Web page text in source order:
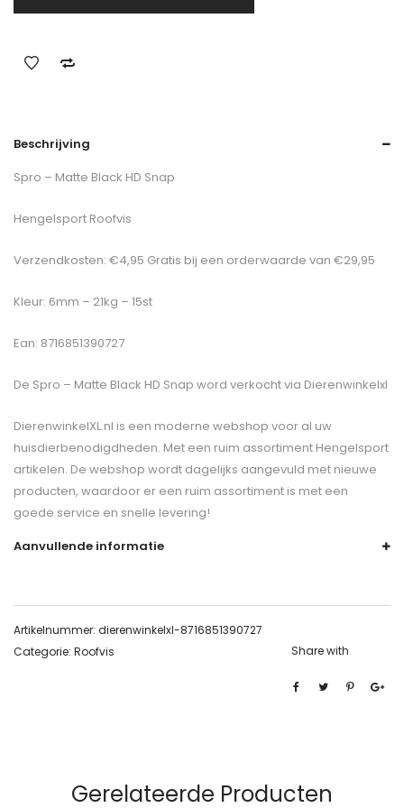
Beschrijving
Spro – Matte Black HD Snap
Hengelsport Roofvis
Verzendkosten: €4,95 Gratis bij een orderwaarde van €29,95
Kleur: 6mm – 21kg – 15st
Ean: 8716851390727
De Spro – Matte Black HD Snap word verkocht via Dierenwinkelxl
DierenwinkelXL.nl is een moderne webshop voor al uw
huisdierbenodigdheden. Met een ruim assortiment Hengelsport
artikelen. De webshop wordt dagelijks aangevuld met nieuwe
producten, waardoor er een ruim assortiment is met een
goede service en snelle levering!
Aanvullende informatie
Artikelnummer: dierenwinkelxl-8716851390727
Categorie: Roofvis Share with
Gerelateerde Producten